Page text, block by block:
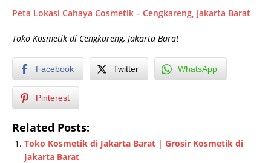
Peta Lokasi Cahaya Cosmetik – Cengkareng, Jakarta Barat
Toko Kosmetik di Cengkareng, Jakarta Barat
Facebook Twitter WhatsApp
Pinterest
Related Posts:
Toko Kosmetik di Jakarta Barat | Grosir Kosmetik di
Jakarta Barat